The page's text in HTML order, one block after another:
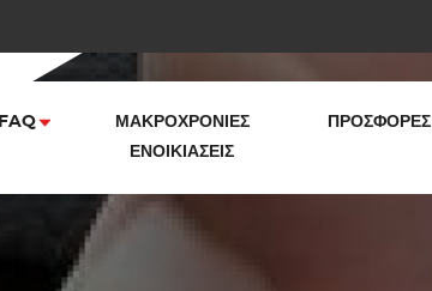
FAQ
ΜΑΚΡΟΧΡΌΝΙΕΣ
ΕΝΟΙΚΙΆΣΕΙΣ
ΠΡΟΣΦΟΡΈΣ